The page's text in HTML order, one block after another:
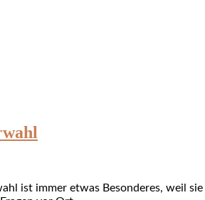
ist immer etwas Besonderes, weil